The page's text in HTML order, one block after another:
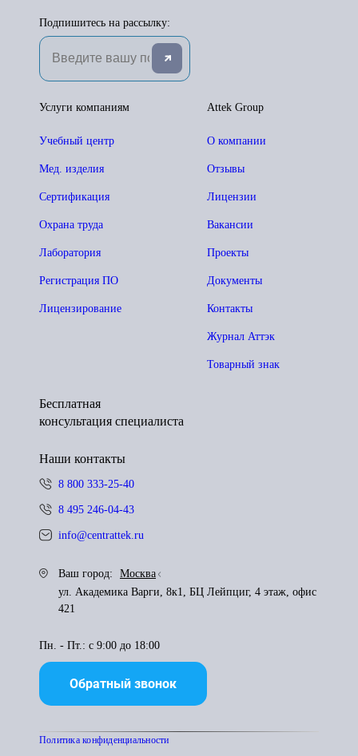
Подпишитесь на рассылку:
Attek Group
О компании
Отзывы
Лицензии
Вакансии
Проекты
Документы
Контакты
Журнал Аттэк
Товарный знак
Услуги компаниям
Учебный центр
Мед. изделия
Сертификация
Охрана труда
Лаборатория
Регистрация ПО
Лицензирование
Бесплатная
консультация специалиста
Наши контакты
8 800 333-25-40
8 495 246-04-43
info@centrattek.ru
Ваш город:
Москва
ул. Академика Варги, 8к1, БЦ Лейпциг, 4 этаж, офис
421
Пн. - Пт.: с 9:00 до 18:00
Обратный звонок
Политика конфиденциальности